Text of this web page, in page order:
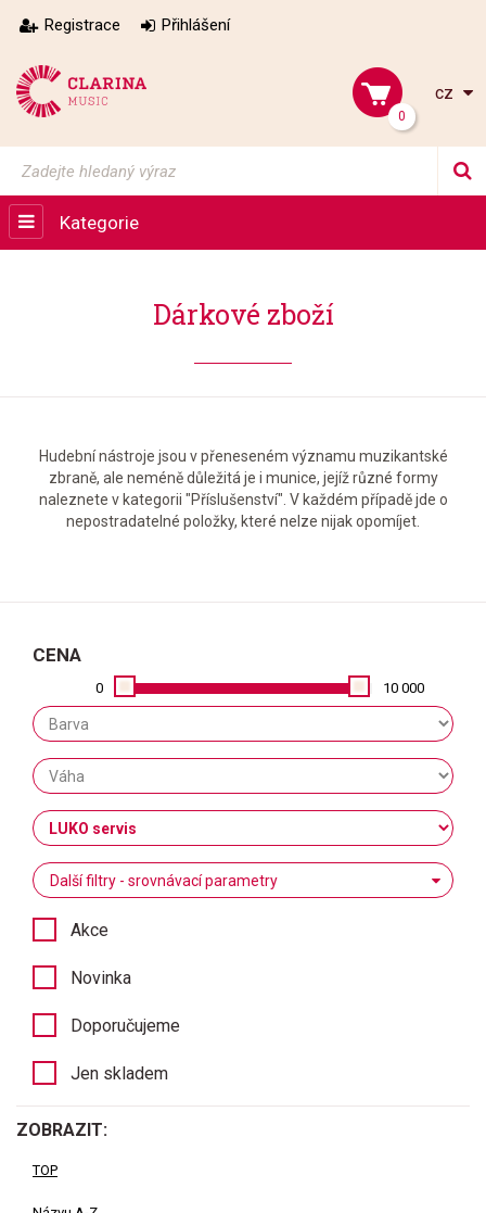
Registrace Přihlášení
0
cz
Kategorie
Dárkové zboží
Hudební nástroje jsou v přeneseném významu muzikantské
zbraně, ale neméně důležitá je i munice, jejíž různé formy
naleznete v kategorii "Příslušenství". V každém případě jde o
nepostradatelné položky, které nelze nijak opomíjet.
CENA
0 10 000
Další filtry - srovnávací parametry
Akce
Novinka
Doporučujeme
Jen skladem
ZOBRAZIT:
TOP